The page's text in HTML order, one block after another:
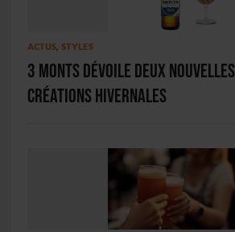
ACTUS, STYLES
3 Monts dévoile deux nouvelles
créations hivernales